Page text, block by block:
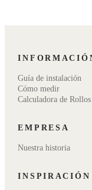
Guía de instalación
Cómo medir
Calculadora de Rollos
EMPRESA
Nuestra historia
INSPIRACIÓN